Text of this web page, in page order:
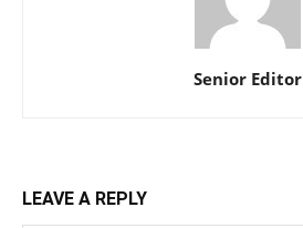
Senior Editor
LEAVE A REPLY